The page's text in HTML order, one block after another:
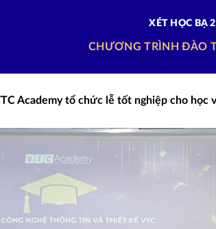
XÉT HỌC BẠ
CHƯƠNG TRÌNH ĐÀO
Academy tổ chức lễ tốt nghiệp cho học